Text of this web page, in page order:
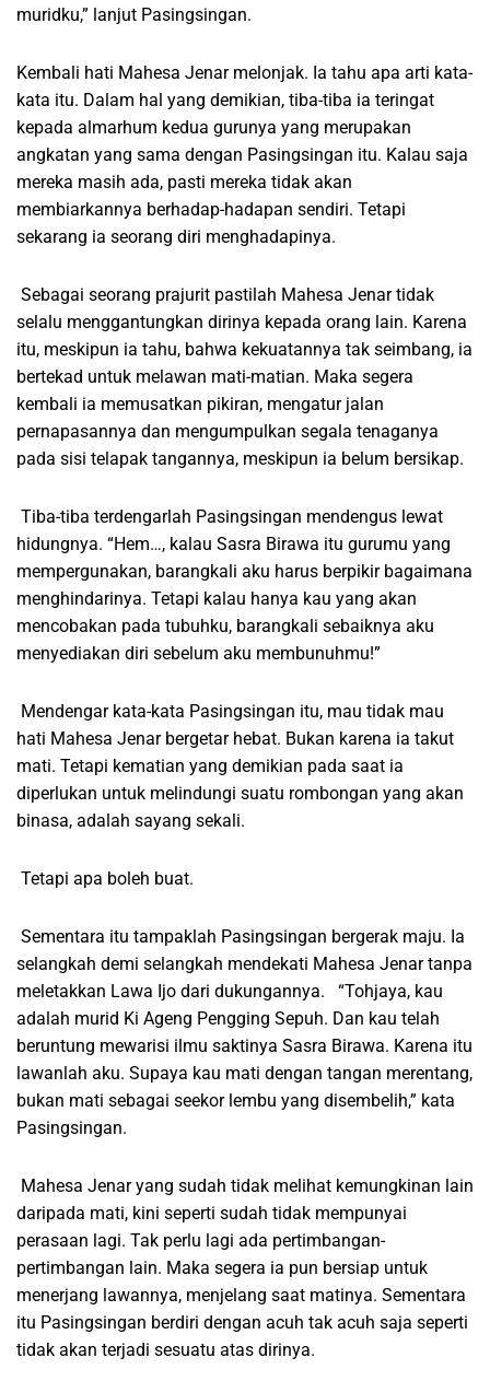
muridku,” lanjut Pasingsingan.
Kembali hati Mahesa Jenar melonjak. Ia tahu apa arti kata-
kata itu. Dalam hal yang demikian, tiba-tiba ia teringat
kepada almarhum kedua gurunya yang merupakan
angkatan yang sama dengan Pasingsingan itu. Kalau saja
mereka masih ada, pasti mereka tidak akan
membiarkannya berhadap-hadapan sendiri. Tetapi
sekarang ia seorang diri menghadapinya.
Sebagai seorang prajurit pastilah Mahesa Jenar tidak
selalu menggantungkan dirinya kepada orang lain. Karena
itu, meskipun ia tahu, bahwa kekuatannya tak seimbang, ia
bertekad untuk melawan mati-matian. Maka segera
kembali ia memusatkan pikiran, mengatur jalan
pernapasannya dan mengumpulkan segala tenaganya
pada sisi telapak tangannya, meskipun ia belum bersikap.
Tiba-tiba terdengarlah Pasingsingan mendengus lewat
hidungnya. “Hem…, kalau Sasra Birawa itu gurumu yang
mempergunakan, barangkali aku harus berpikir bagaimana
menghindarinya. Tetapi kalau hanya kau yang akan
mencobakan pada tubuhku, barangkali sebaiknya aku
menyediakan diri sebelum aku membunuhmu!”
Mendengar kata-kata Pasingsingan itu, mau tidak mau
hati Mahesa Jenar bergetar hebat. Bukan karena ia takut
mati. Tetapi kematian yang demikian pada saat ia
diperlukan untuk melindungi suatu rombongan yang akan
binasa, adalah sayang sekali.
Tetapi apa boleh buat.
Sementara itu tampaklah Pasingsingan bergerak maju. Ia
selangkah demi selangkah mendekati Mahesa Jenar tanpa
meletakkan Lawa Ijo dari dukungannya. “Tohjaya, kau
adalah murid Ki Ageng Pengging Sepuh. Dan kau telah
beruntung mewarisi ilmu saktinya Sasra Birawa. Karena itu
lawanlah aku. Supaya kau mati dengan tangan merentang,
bukan mati sebagai seekor lembu yang disembelih,” kata
Pasingsingan.
Mahesa Jenar yang sudah tidak melihat kemungkinan lain
daripada mati, kini seperti sudah tidak mempunyai
perasaan lagi. Tak perlu lagi ada pertimbangan-
pertimbangan lain. Maka segera ia pun bersiap untuk
menerjang lawannya, menjelang saat matinya. Sementara
itu Pasingsingan berdiri dengan acuh tak acuh saja seperti
tidak akan terjadi sesuatu atas dirinya.